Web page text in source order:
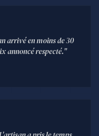
arrivé en moins de 30
annoncé respecté."